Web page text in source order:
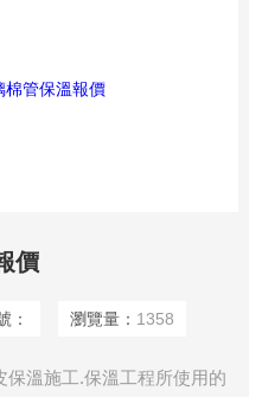
價
： 瀏覽量： 1358
溫施工.保溫工程所使用的